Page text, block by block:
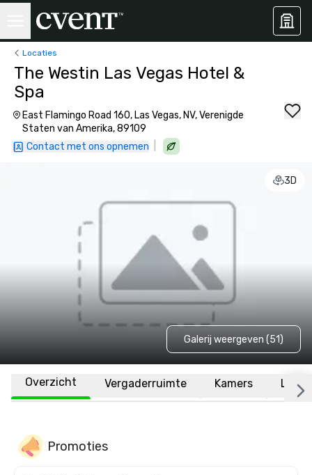
Locaties
The Westin Las Vegas Hotel &
Spa
East Flamingo Road 160, Las Vegas, NV, Verenigde
Staten van Amerika, 89109
Contact met ons opnemen
3D
Galerij weergeven (51)
Overzicht Vergaderruimte Kamers
Promoties